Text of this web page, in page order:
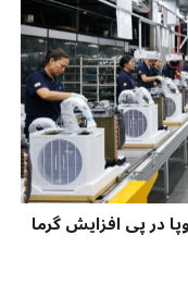
در پی افزایش گرما